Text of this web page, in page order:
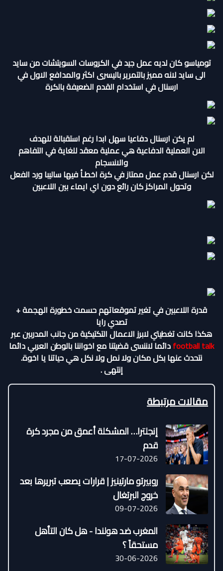
تومياسو كان لديه عمل جيد في الكروسات السويتشات من سايد
الى سايد لانه مميز بالتمرير باليسرى اكثر والمدافع الاول في
ارسنال في استخدام القدم الضعيفة بالكرة
لم يكن ارسنال دفاعيا سهل ابدا رغم استقبالة للهدف
الان العملية الدفاعية هي عملية معقد للغاية في التفاهم
والانسجام
لكن ارسنال قدم عمل ممتاز في كرة اخطـأ فيها ساليبا ورد الفعل
وتحول المراكز كان رائع دون اي ايماء بين اللاعبين
قدرة اللاعبين في تغير تموقعاتهم حسمت خطورة الهجمة +
تصدي رايا
هكذا كانت تغطيتي لابرز الاعمال التكتيكية من جانب المدربين عبر
football talkدائما لاننسى قضيتنا مع اخواننا بالوطن العربي دائما
نتحدث عنها بكل مكان ولا نمل ولا نكل هي حياتنا يا اخوة.
إنتهى .
مقالات مرتبطة
إنجلترا… المشكلة أعمق من مجرد كرة
قدم
17-07-2026
روبيرتو مارتينيز | قرارات يصعب تبريرها بعد
خروج البرتغال
09-07-2026
المغرب ضد هولندا - هل كان التأهل
مستحقاً ؟
30-06-2026